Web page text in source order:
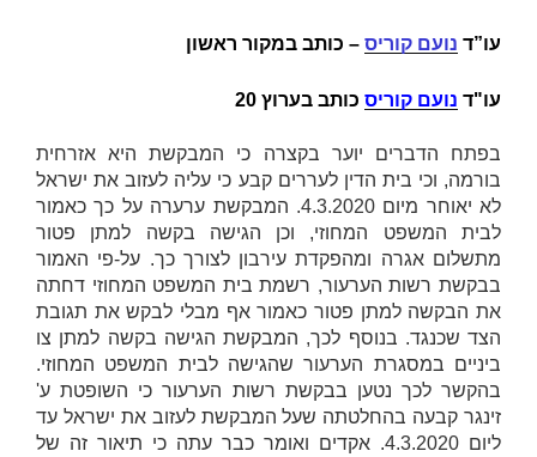
עו”ד נועם קוריס – כותב במקור ראשון
עו"ד נועם קוריס כותב בערוץ 20
בפתח הדברים יוער בקצרה כי המבקשת היא אזרחית
בורמה, וכי בית הדין לעררים קבע כי עליה לעזוב את ישראל
לא יאוחר מיום 4.3.2020. המבקשת ערערה על כך כאמור
לבית המשפט המחוזי, וכן הגישה בקשה למתן פטור
מתשלום אגרה ומהפקדת עירבון לצורך כך. על-פי האמור
בבקשת רשות הערעור, רשמת בית המשפט המחוזי דחתה
את הבקשה למתן פטור כאמור אף מבלי לבקש את תגובת
הצד שכנגד. בנוסף לכך, המבקשת הגישה בקשה למתן צו
ביניים במסגרת הערעור שהגישה לבית המשפט המחוזי.
בהקשר לכך נטען בבקשת רשות הערעור כי השופטת ע'
זינגר קבעה בהחלטתה שעל המבקשת לעזוב את ישראל עד
ליום 4.3.2020. אקדים ואומר כבר עתה כי תיאור זה של